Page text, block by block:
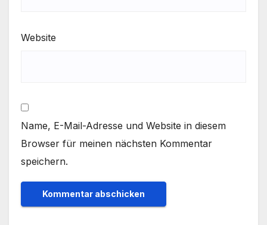
Website
Name, E-Mail-Adresse und Website in diesem
Browser für meinen nächsten Kommentar
speichern.